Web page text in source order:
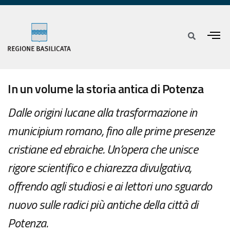
In un volume la storia antica di Potenza
Dalle origini lucane alla trasformazione in
municipium romano, fino alle prime presenze
cristiane ed ebraiche. Un’opera che unisce
rigore scientifico e chiarezza divulgativa,
offrendo agli studiosi e ai lettori uno sguardo
nuovo sulle radici più antiche della città di
Potenza.